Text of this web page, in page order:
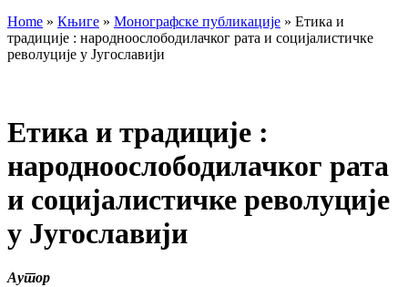
Home » Књиге » Монографске публикације » Етика и
традиције : народноослободилачког рата и социјалистичке
револуције у Југославији
Етика и традиције :
народноослободилачког рата
и социјалистичке револуције
у Југославији
Аутор